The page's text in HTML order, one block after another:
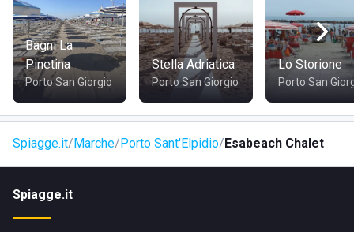
Il locale si può raggiungere con molta facilità, trovandosi in
un punto centrale del luogo e visto che si affaccia
direttamente sulla spiaggia. Quindi i clienti possono
arrivarci senza problemi con l'auto, in bicicletta oppure
tramite i mezzi pubblici.
Bagni La
Pinetina
Porto San Giorgio
Stella Adriatica
Porto San Giorgio
Lo Storione
Porto San
Spiagge.it Marche Porto Sant'Elpidio Esabeach Chalet
Spiagge.it